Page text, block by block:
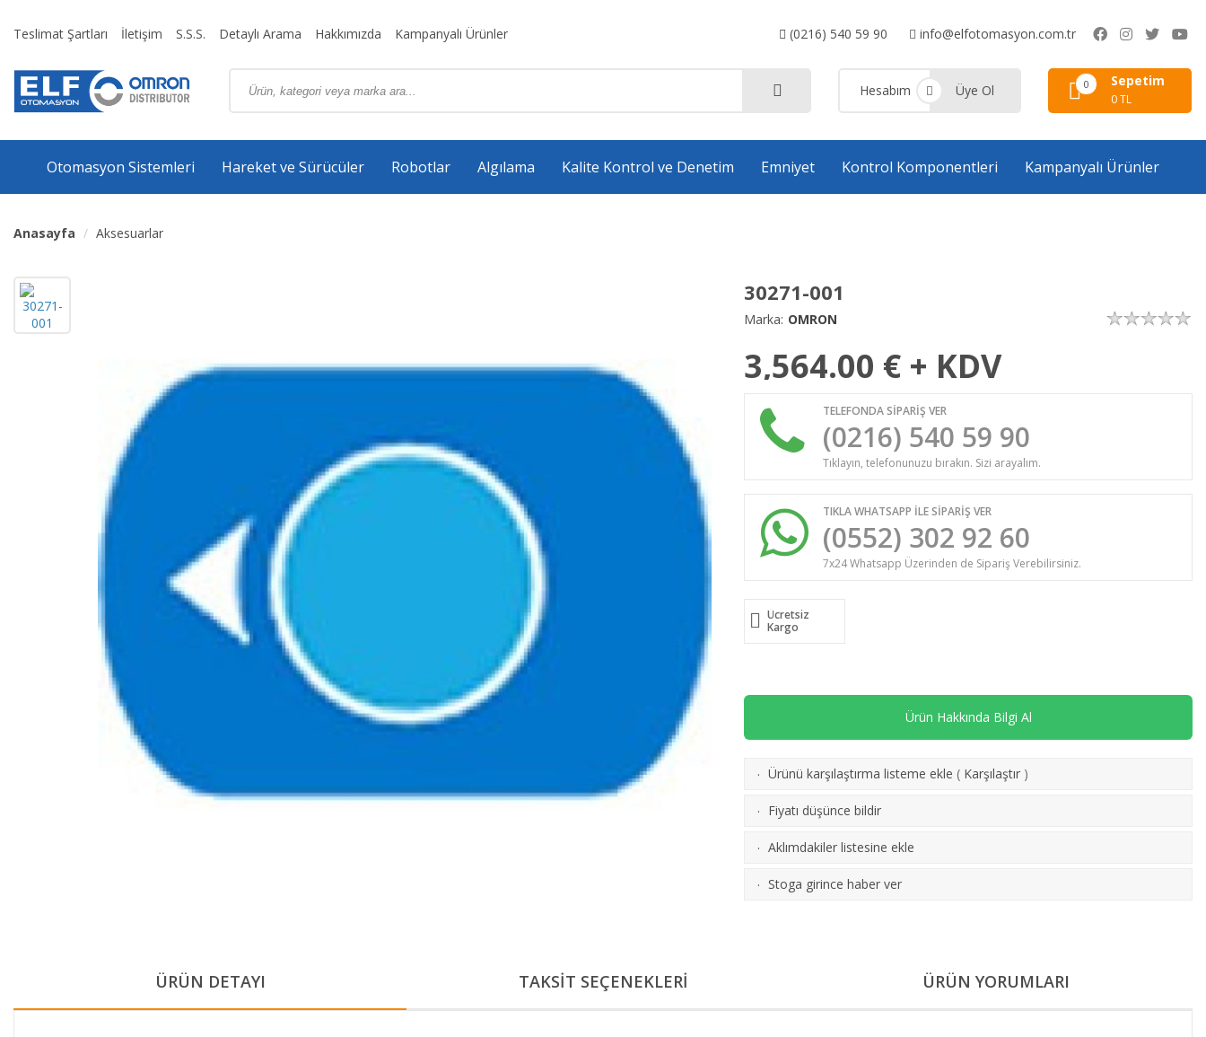
Teslimat Şartları İletişim S.S.S. Detaylı Arama Hakkımızda Kampanyalı Ürünler (0216) 540 59 90 info@elfotomasyon.com.tr
Hesabım Üye Ol 0 Sepetim
0 TL
Otomasyon Sistemleri Hareket ve Sürücüler Robotlar Algılama Kalite Kontrol ve Denetim Emniyet Kontrol Komponentleri Kampanyalı Ürünler
Anasayfa Aksesuarlar
30271-001
Marka: OMRON
3,564.00 € + KDV
TELEFONDA SİPARİŞ VER
(0216) 540 59 90
Tıklayın, telefonunuzu bırakın. Sizi arayalım.
TIKLA WHATSAPP İLE SİPARİŞ VER
(0552) 302 92 60
7x24 Whatsapp Üzerinden de Sipariş Verebilirsiniz.
Ücretsiz
Kargo
Ürün Hakkında Bilgi Al
· Ürünü karşılaştırma listeme ekle ( Karşılaştır )
· Fiyatı düşünce bildir
· Aklımdakiler listesine ekle
· Stoga girince haber ver
ÜRÜN DETAYI TAKSİT SEÇENEKLERİ ÜRÜN YORUMLARI